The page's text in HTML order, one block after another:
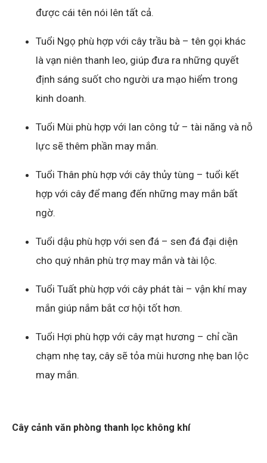
được cái tên nói lên tất cả.
Tuổi Ngọ phù hợp với cây trầu bà – tên gọi khác
là vạn niên thanh leo, giúp đưa ra những quyết
định sáng suốt cho người ưa mạo hiểm trong
kinh doanh.
Tuổi Mùi phù hợp với lan công tử – tài năng và nỗ
lực sẽ thêm phần may mắn.
Tuổi Thân phù hợp với cây thủy tùng – tuổi kết
hợp với cây để mang đến những may mắn bất
ngờ.
Tuổi dậu phù hợp với sen đá – sen đá đại diện
cho quý nhân phù trợ may mắn và tài lộc.
Tuổi Tuất phù hợp với cây phát tài – vận khí may
mắn giúp nắm bắt cơ hội tốt hơn.
Tuổi Hợi phù hợp với cây mạt hương – chỉ cần
chạm nhẹ tay, cây sẽ tỏa mùi hương nhẹ ban lộc
may mắn.
Cây cảnh văn phòng thanh lọc không khí